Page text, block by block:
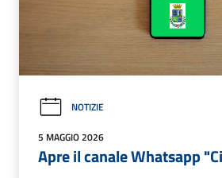
NOTIZIE
5 MAGGIO 2026
Apre il canale Whatsapp